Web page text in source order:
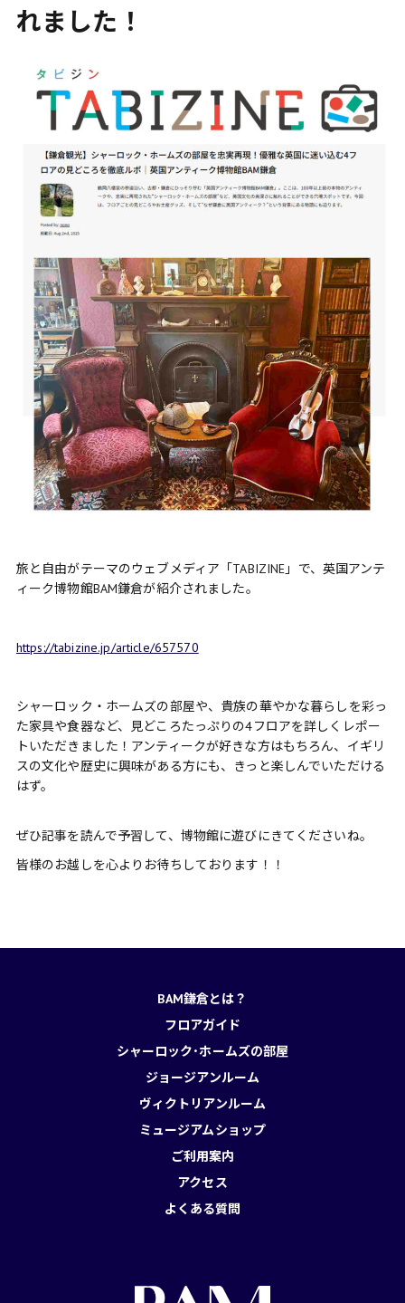
れました！
旅と自由がテーマのウェブメディア「TABIZINE」で、英国アンテ
ィーク博物館BAM鎌倉が紹介されました。
https://tabizine.jp/article/657570
シャーロック・ホームズの部屋や、貴族の華やかな暮らしを彩っ
た家具や食器など、見どころたっぷりの4フロアを詳しくレポー
トいただきました！アンティークが好きな方はもちろん、イギリ
スの文化や歴史に興味がある方にも、きっと楽しんでいただける
はず。
ぜひ記事を読んで予習して、博物館に遊びにきてくださいね。
皆様のお越しを心よりお待ちしております！！
BAM鎌倉とは？
フロアガイド
シャーロック･ホームズの部屋
ジョージアンルーム
ヴィクトリアンルーム
ミュージアムショップ
ご利用案内
アクセス
よくある質問